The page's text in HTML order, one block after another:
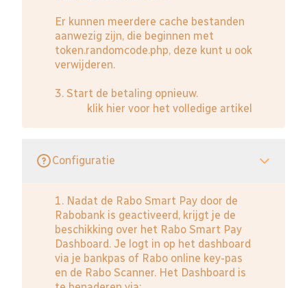
Er kunnen meerdere cache bestanden
aanwezig zijn, die beginnen met
token.randomcode.php, deze kunt u ook
verwijderen.
3. Start de betaling opnieuw.
klik hier voor het volledige artikel
Configuratie
1. Nadat de Rabo Smart Pay door de
Rabobank is geactiveerd, krijgt je de
beschikking over het Rabo Smart Pay
Dashboard. Je logt in op het dashboard
via je bankpas of Rabo online key-pas
en de Rabo Scanner. Het Dashboard is